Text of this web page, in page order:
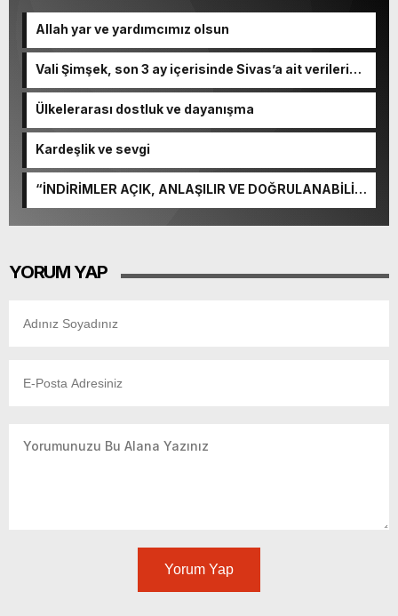
Allah yar ve yardımcımız olsun
Vali Şimşek, son 3 ay içerisinde Sivas’a ait verileri
Ülkelerarası dostluk ve dayanışma
Kardeşlik ve sevgi
“İNDİRİMLER AÇIK, ANLAŞILIR VE DOĞRULANABİLİR
YORUM YAP
Yorum Yap